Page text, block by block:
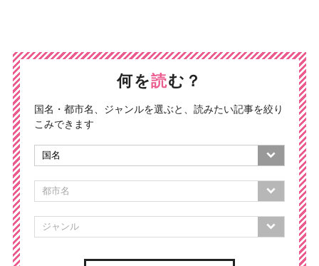
何を読む？
国名・都市名、ジャンルを選ぶと、読みたい記事を絞り
こみできます